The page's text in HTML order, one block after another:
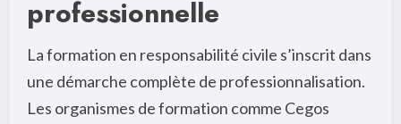
professionnelle
La formation en responsabilité civile s’inscrit dans
une démarche complète de professionnalisation.
Les organismes de formation comme Cegos